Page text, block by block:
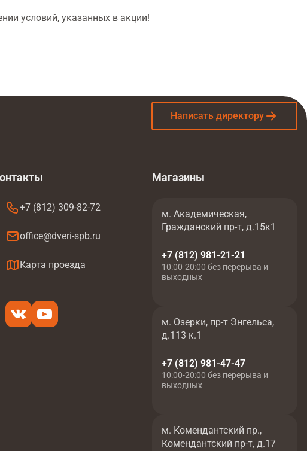
условий, указанных в акции!
Написать директору
+7 (812) 309-82-72
office@dveri-spb.ru
Карта проезда
Магазины
м. Академическая,
Гражданский пр-т, д.15к1
+7 (812) 981-21-21
10:00-20:00 без перерыва и
выходных
м. Озерки, пр-т Энгельса,
д.113 к.1
+7 (812) 981-47-47
10:00-20:00 без перерыва и
выходных
м. Комендантский пр.,
Комендантский пр-т, д.17